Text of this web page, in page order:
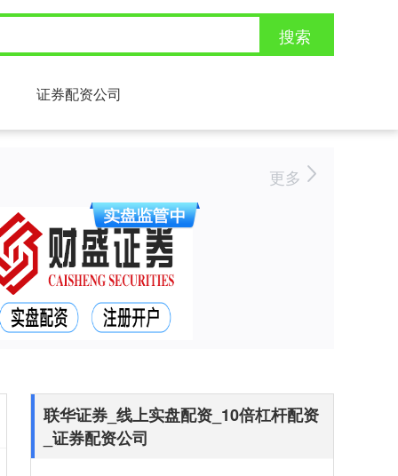
搜索
证券配资公司
更多
联华证券_线上实盘配资_10倍杠杆配资
_证券配资公司